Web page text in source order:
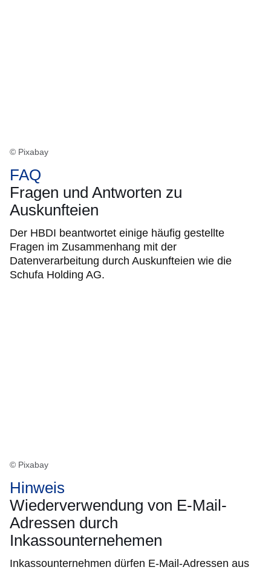
© Pixabay
FAQ
Fragen und Antworten zu
Auskunfteien
Der HBDI beantwortet einige häufig gestellte
Fragen im Zusammenhang mit der
Datenverarbeitung durch Auskunfteien wie die
Schufa Holding AG.
© Pixabay
Hinweis
Wiederverwendung von E-Mail-
Adressen durch
Inkassounternehemen
Inkassounternehmen dürfen E-Mail-Adressen aus